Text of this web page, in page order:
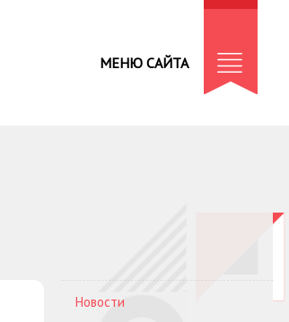
МЕНЮ САЙТА
Новости